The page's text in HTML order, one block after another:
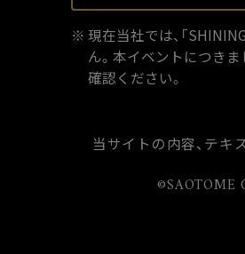
現在当社では、「
ん。 本イベントにつきま
確認ください。
当サイトの内容、テキ
©SAOTOME